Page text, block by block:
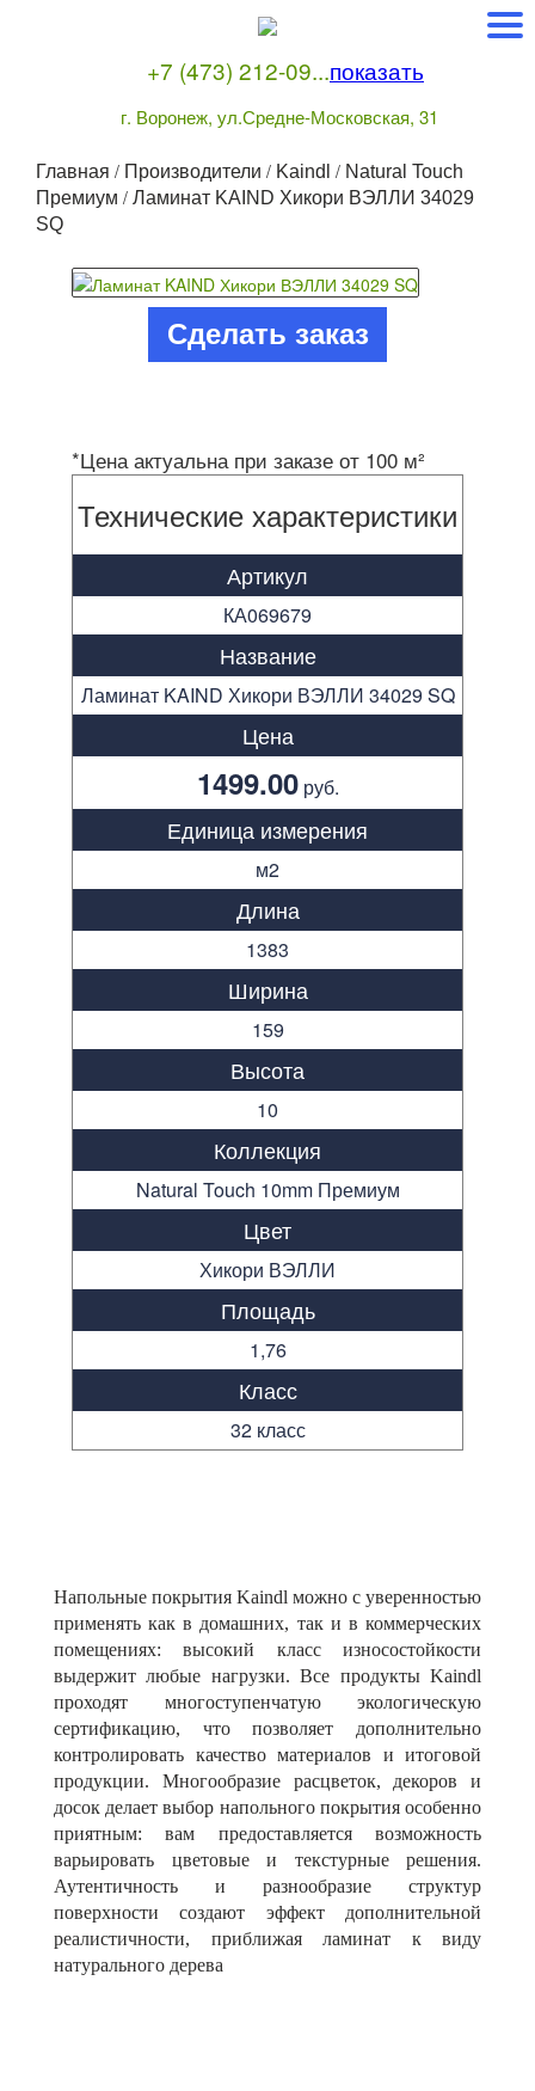
+7 (473) 212-09...показать
г. Воронеж, ул.Средне-Московская, 31
Главная / Производители / Kaindl / Natural Touch
Премиум / Ламинат KAIND Хикори ВЭЛЛИ 34029
SQ
Сделать заказ
*Цена актуальна при заказе от 100 м²
Технические характеристики
Артикул
КА069679
Название
Ламинат KAIND Хикори ВЭЛЛИ 34029 SQ
Цена
1499.00руб.
Единица измерения
м2
Длина
1383
Ширина
159
Высота
10
Коллекция
Natural Touch 10mm Премиум
Цвет
Хикори ВЭЛЛИ
Площадь
1,76
Класс
32 класс
Напольные покрытия Kaindl можно с уверенностью
применять как в домашних, так и в коммерческих
помещениях: высокий класс износостойкости
выдержит любые нагрузки. Все продукты Kaindl
проходят многоступенчатую экологическую
сертификацию, что позволяет дополнительно
контролировать качество материалов и итоговой
продукции. Многообразие расцветок, декоров и
досок делает выбор напольного покрытия особенно
приятным: вам предоставляется возможность
варьировать цветовые и текстурные решения.
Аутентичность и разнообразие структур
поверхности создают эффект дополнительной
реалистичности, приближая ламинат к виду
натурального дерева